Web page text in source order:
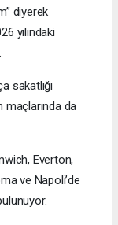
diyerek
yılındaki
sakatlığı
da
Everton,
ve Napoli’de